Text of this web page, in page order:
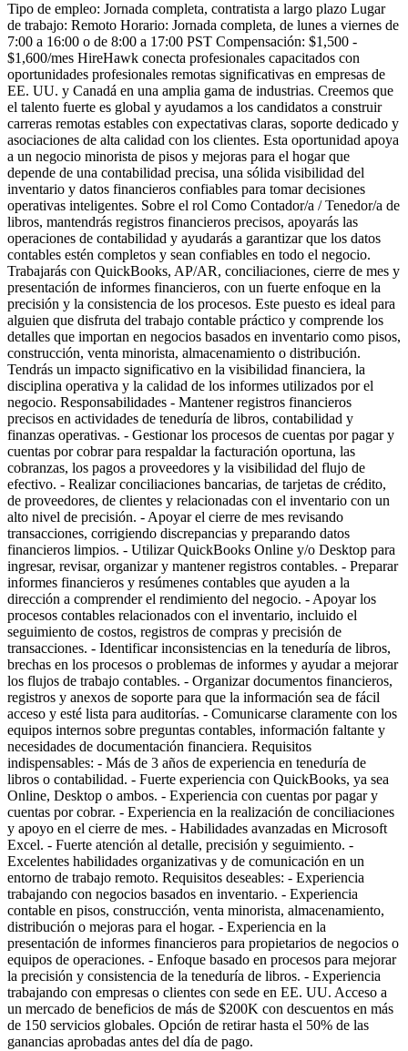
Tipo de empleo: Jornada completa, contratista a largo plazo Lugar
de trabajo: Remoto Horario: Jornada completa, de lunes a viernes de
7:00 a 16:00 o de 8:00 a 17:00 PST Compensación: $1,500 -
$1,600/mes HireHawk conecta profesionales capacitados con
oportunidades profesionales remotas significativas en empresas de
EE. UU. y Canadá en una amplia gama de industrias. Creemos que
el talento fuerte es global y ayudamos a los candidatos a construir
carreras remotas estables con expectativas claras, soporte dedicado y
asociaciones de alta calidad con los clientes. Esta oportunidad apoya
a un negocio minorista de pisos y mejoras para el hogar que
depende de una contabilidad precisa, una sólida visibilidad del
inventario y datos financieros confiables para tomar decisiones
operativas inteligentes. Sobre el rol Como Contador/a / Tenedor/a de
libros, mantendrás registros financieros precisos, apoyarás las
operaciones de contabilidad y ayudarás a garantizar que los datos
contables estén completos y sean confiables en todo el negocio.
Trabajarás con QuickBooks, AP/AR, conciliaciones, cierre de mes y
presentación de informes financieros, con un fuerte enfoque en la
precisión y la consistencia de los procesos. Este puesto es ideal para
alguien que disfruta del trabajo contable práctico y comprende los
detalles que importan en negocios basados en inventario como pisos,
construcción, venta minorista, almacenamiento o distribución.
Tendrás un impacto significativo en la visibilidad financiera, la
disciplina operativa y la calidad de los informes utilizados por el
negocio. Responsabilidades - Mantener registros financieros
precisos en actividades de teneduría de libros, contabilidad y
finanzas operativas. - Gestionar los procesos de cuentas por pagar y
cuentas por cobrar para respaldar la facturación oportuna, las
cobranzas, los pagos a proveedores y la visibilidad del flujo de
efectivo. - Realizar conciliaciones bancarias, de tarjetas de crédito,
de proveedores, de clientes y relacionadas con el inventario con un
alto nivel de precisión. - Apoyar el cierre de mes revisando
transacciones, corrigiendo discrepancias y preparando datos
financieros limpios. - Utilizar QuickBooks Online y/o Desktop para
ingresar, revisar, organizar y mantener registros contables. - Preparar
informes financieros y resúmenes contables que ayuden a la
dirección a comprender el rendimiento del negocio. - Apoyar los
procesos contables relacionados con el inventario, incluido el
seguimiento de costos, registros de compras y precisión de
transacciones. - Identificar inconsistencias en la teneduría de libros,
brechas en los procesos o problemas de informes y ayudar a mejorar
los flujos de trabajo contables. - Organizar documentos financieros,
registros y anexos de soporte para que la información sea de fácil
acceso y esté lista para auditorías. - Comunicarse claramente con los
equipos internos sobre preguntas contables, información faltante y
necesidades de documentación financiera. Requisitos
indispensables: - Más de 3 años de experiencia en teneduría de
libros o contabilidad. - Fuerte experiencia con QuickBooks, ya sea
Online, Desktop o ambos. - Experiencia con cuentas por pagar y
cuentas por cobrar. - Experiencia en la realización de conciliaciones
y apoyo en el cierre de mes. - Habilidades avanzadas en Microsoft
Excel. - Fuerte atención al detalle, precisión y seguimiento. -
Excelentes habilidades organizativas y de comunicación en un
entorno de trabajo remoto. Requisitos deseables: - Experiencia
trabajando con negocios basados en inventario. - Experiencia
contable en pisos, construcción, venta minorista, almacenamiento,
distribución o mejoras para el hogar. - Experiencia en la
presentación de informes financieros para propietarios de negocios o
equipos de operaciones. - Enfoque basado en procesos para mejorar
la precisión y consistencia de la teneduría de libros. - Experiencia
trabajando con empresas o clientes con sede en EE. UU. Acceso a
un mercado de beneficios de más de $200K con descuentos en más
de 150 servicios globales. Opción de retirar hasta el 50% de las
ganancias aprobadas antes del día de pago.